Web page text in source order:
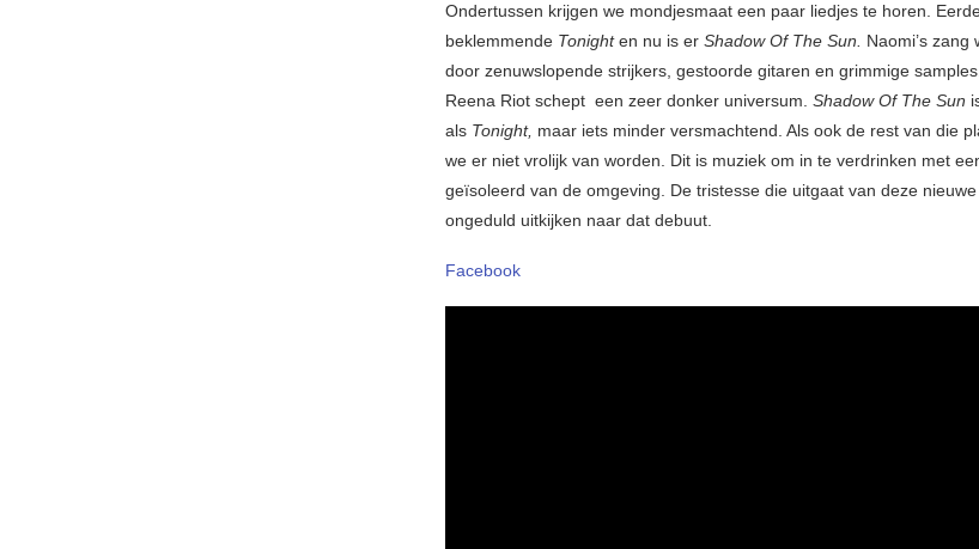
Ondertussen krijgen we mondjesmaat een paar liedjes te horen.
beklemmende Tonighten nu is er Shadow Of The Sun. Naomi’s zang
door zenuwslopende strijkers, gestoorde gitaren en grimmige
Reena Riot schept een zeer donker universum. Shadow Of The Sun
als Tonight, maar iets minder versmachtend. Als ook de rest van die
we er niet vrolijk van worden. Dit is muziek om in te verdrinken met
geïsoleerd van de omgeving. De tristesse die uitgaat van deze
ongeduld uitkijken naar dat debuut.
Facebook